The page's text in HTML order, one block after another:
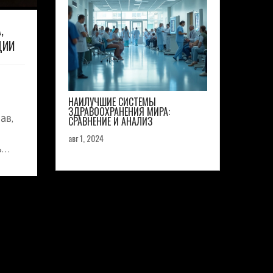
НАИЛУЧШИЕ СИСТЕМЫ
ЗДРАВООХРАНЕНИЯ МИРА:
СРАВНЕНИЕ И АНАЛИЗ
авг 1, 2024